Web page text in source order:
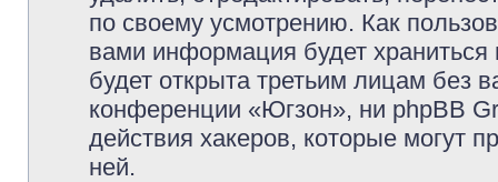
по своему усмотрению. Как
вами информация будет
будет открыта третьим лицам без
конференции «Югзон», ни phpBB
действия хакеров, которые могут
ней.